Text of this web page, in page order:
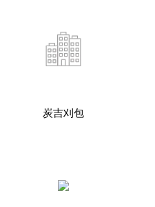
炭吉刈包